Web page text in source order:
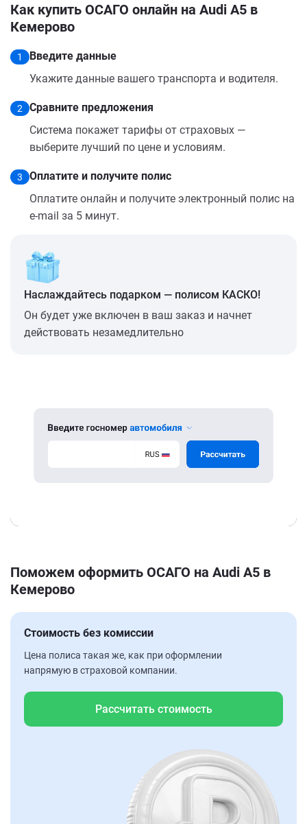
Как купить ОСАГО онлайн на Audi A5 в
Кемерово
1
Введите данные
Укажите данные вашего транспорта и водителя.
2
Сравните предложения
Система покажет тарифы от страховых —
выберите лучший по цене и условиям.
3
Оплатите и получите полис
Оплатите онлайн и получите электронный полис на
e-mail за 5 минут.
Наслаждайтесь подарком — полисом КАСКО!
Он будет уже включен в ваш заказ и начнет
действовать незамедлительно
Поможем оформить ОСАГО на Audi A5 в
Кемерово
Стоимость без комиссии
Цена полиса такая же, как при оформлении
напрямую в страховой компании.
Рассчитать стоимость